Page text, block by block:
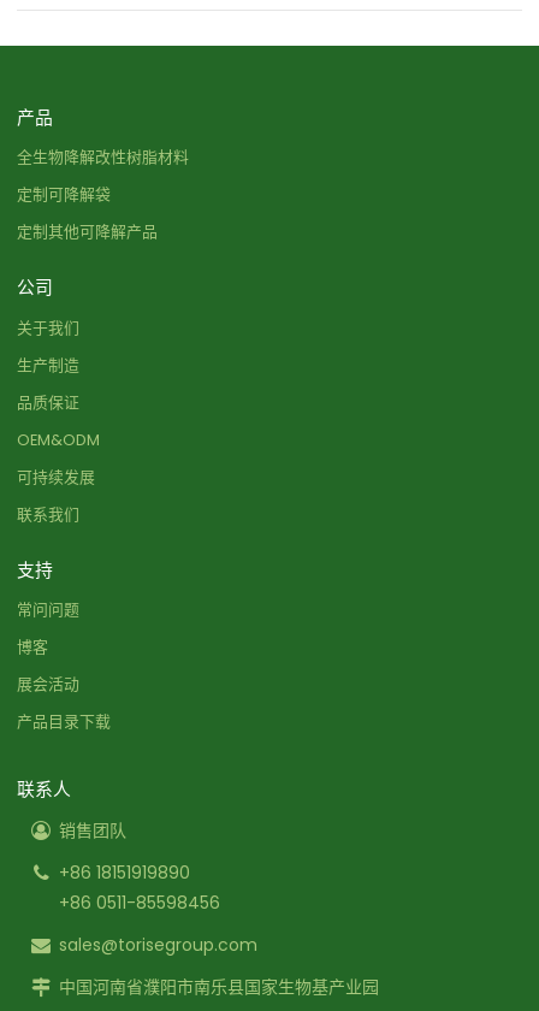
产品
全生物降解改性树脂材料
定制可降解袋
定制其他可降解产品
公司
关于我们
生产制造
品质保证
OEM&ODM
可持续发展
联系我们
支持
常问问题
博客
展会活动
产品目录下载
联系人
销售团队
+86 18151919890
+86 0511-85598456
sales@torisegroup.com
中国河南省濮阳市南乐县国家生物基产业园